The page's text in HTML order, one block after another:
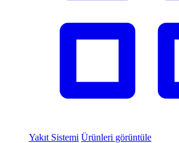
Yakıt Sistemi Ürünleri görüntüle